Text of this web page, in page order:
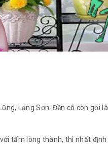
Lạng Sơn. Đền cô còn gọi là
tấm lòng thành, thì nhất